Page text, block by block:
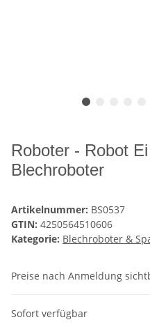
Roboter - Robot
Blechroboter
Artikelnummer: BS0537
GTIN: 4250564510606
Kategorie: Blechroboter &
Preise nach Anmeldung
Sofort verfügbar